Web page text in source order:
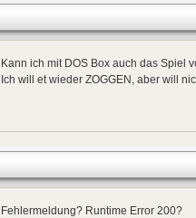
Kann ich mit DOS Box auch das Spiel
Ich will et wieder ZOGGEN, aber will
Fehlermeldung? Runtime Error 200?